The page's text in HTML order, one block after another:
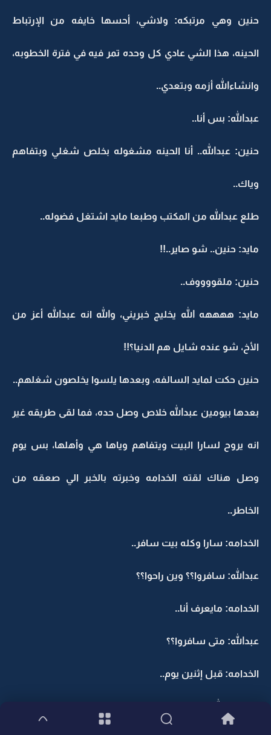
حنين وهي مرتبكه: ولاشي، أحسها خايفه من الإرتباط
الحينه، هذا الشي عادي كل وحده تمر فيه في فترة الخطوبه،
وانشاءالله أزمه وبتعدي..
عبدالله: بس أنا..
حنين: عبدالله.. أنا الحينه مشغوله بخلص شغلي وبتفاهم
وياك..
طلع عبدالله من المكتب وطبعا مايد اشتغل فضوله..
مايد: حنين.. شو صاير..!!
حنين: ملقووووف..
مايد: ههههه الله يخليج خبريني، والله انه عبدالله أعز من
الأخ، شو عنده شايل هم الدنيا؟!!
حنين حكت لمايد السالفه، وبعدها يلسوا يخلصون شغلهم..
بعدها بيومين عبدالله خلاص وصل حده، فما لقى طريقه غير
انه يروح لسارا البيت ويتفاهم وياها هي وأهلها، بس يوم
وصل هناك لقته الخدامه وخبرته بالخبر الي صعقه من
الخاطر..
الخدامه: سارا وكله بيت سافر..
عبدالله: سافروا؟؟ وين راحوا؟؟
الخدامه: مايعرف أنا..
عبدالله: متى سافروا؟؟
الخدامه: قبل إثنين يوم..